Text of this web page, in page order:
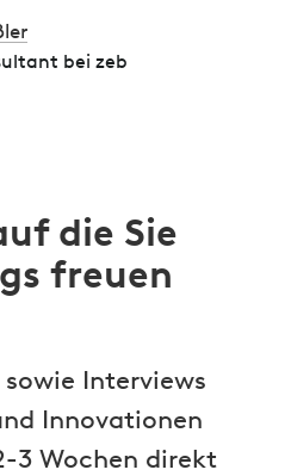
bei zeb
die Sie
freuen
Interviews
Innovationen
3 Wochen direkt